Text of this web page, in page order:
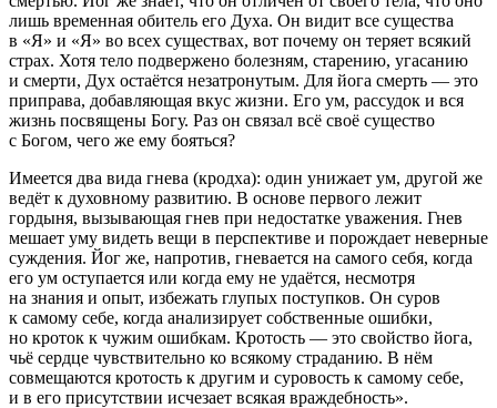
лишь временная обитель его Духа. Он видит все существа
в «Я» и «Я» во всех существах, вот почему он теряет всякий
страх. Хотя тело подвержено болезням, старению, угасанию
и смерти, Дух остаётся незатронутым. Для йога смерть — это
приправа, добавляющая вкус жизни. Его ум, рассудок и вся
жизнь посвящены Богу. Раз он связал всё своё существо
с Богом, чего же ему бояться?
Имеется два вида гнева (кродха): один унижает ум, другой же
ведёт к духовному развитию. В основе первого лежит
гордыня, вызывающая гнев при недостатке уважения. Гнев
мешает уму видеть вещи в перспективе и порождает неверные
суждения. Йог же, напротив, гневается на самого себя, когда
его ум оступается или когда ему не удаётся, несмотря
на знания и опыт, избежать глупых поступков. Он суров
к самому себе, когда анализирует собственные ошибки,
но кроток к чужим ошибкам. Кротость — это свойство йога,
чьё сердце чувствительно ко всякому страданию. В нём
совмещаются кротость к другим и суровость к самому себе,
и в его присутствии исчезает всякая враждебность».